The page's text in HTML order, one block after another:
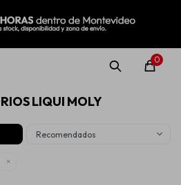
0
LIQUI MOLY
Recomendados
MI CUENTA
Rolling Repuestos